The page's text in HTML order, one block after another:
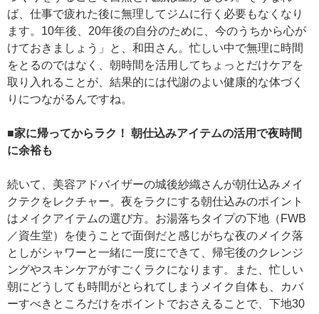
ば、仕事で疲れた後に無理してジムに行く必要もなくなり
ます。10年後、20年後の自分のために、今のうちから心が
けておきましょう」と、和田さん。忙しい中で無理に時間
をとるのではなく、朝時間を活用してちょっとだけケアを
取り入れることが、結果的には代謝のよい健康的な体づく
りにつながるんですね。
■家に帰ってからラク！ 朝仕込みアイテムの活用で夜時間
に余裕も
続いて、美容アドバイザーの城後紗織さんが朝仕込みメイ
クテクをレクチャー。夜をラクにする朝仕込みのポイント
はメイクアイテムの選び方。お湯落ちタイプの下地（FWB
／資生堂）を使うことで面倒だと感じがちな夜のメイク落
としがシャワーと一緒に一度にできて、帰宅後のクレンジ
ングやスキンケアがすごくラクになります。また、忙しい
朝にどうしても時間がとられてしまうメイク自体も、カバ
ーすべきところだけをポイントでおさえることで、下地30